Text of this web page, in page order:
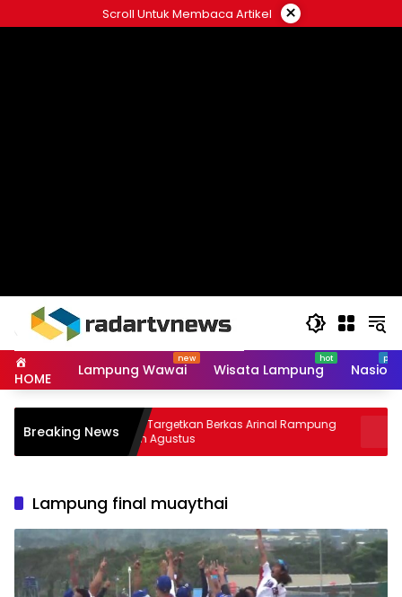
to
Scroll Untuk Membaca Artikel ×
HOME Lampung Wawai Wisata Lampung
Breaking News
Kejati Targetkan Berkas Arinal Rampung
Bulan Agustus
Lampung final muaythai